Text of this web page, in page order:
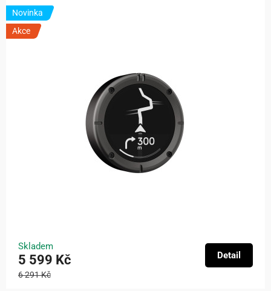
Novinka
Akce
Skladem
5 599 Kč
6 291 Kč
Detail